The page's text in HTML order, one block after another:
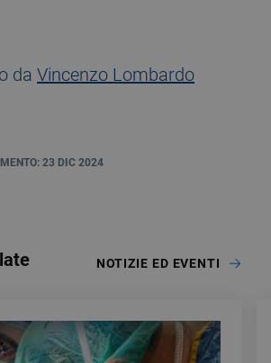
da Vincenzo Lombardo
23 DIC 2024
NOTIZIE ED EVENTI